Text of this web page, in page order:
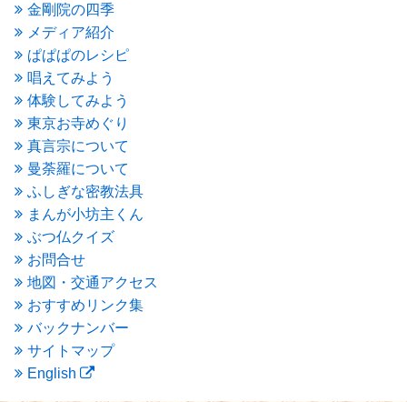
2015年12月(6)
2015年11月(4)
2015年10月
(4)
2015年9月
(3)
2015年8月(4)
2015年7月(4)
2015年6月(3)
2015年5月(1)
2015年4月(1)
(3)
2015年2月(3)
2015年1月(1)
2014年12月 (2)
2014年9月
2014年5月(1)
2014年4月 (4)
2014年1月 (1)
2013年11月(4)
2013年10月 (2)
2013年9月(4)
金剛院の四季
メディア紹介
ぱぱぱのレシピ
唱えてみよう
体験してみよう
東京お寺めぐり
真言宗について
曼荼羅について
ふしぎな密教法具
まんが小坊主くん
ぶつ仏クイズ
お問合せ
地図・交通アクセス
おすすめリンク集
バックナンバー
サイトマップ
English